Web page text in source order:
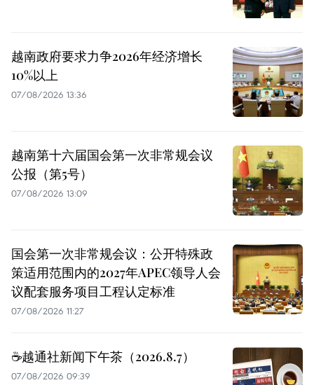
越南政府要求力争2026年经济增长
10%以上
07/08/2026 13:36
越南第十六届国会第一次非常规会议
公报（第5号）
07/08/2026 13:09
国会第一次非常规会议：公开特殊政
策适用范围内的2027年APEC领导人会
议配套服务项目工程认定标准
07/08/2026 11:27
☕️越通社新闻下午茶（2026.8.7）
07/08/2026 09:39